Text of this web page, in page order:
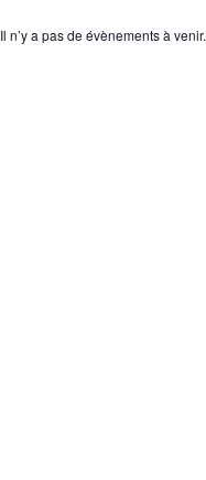
Il n’y a pas de évènements à venir.